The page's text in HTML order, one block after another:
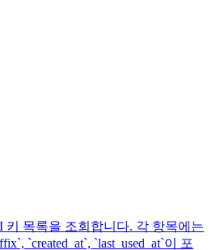
키 목록을 조회합니다. 각 항목에는
`created_at`, `last_used_at`이 포